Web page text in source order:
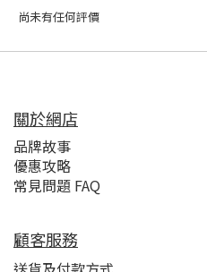
尚未有任何評價
關於網店
品牌故事
優惠攻略
常見問題 FAQ
顧客服務